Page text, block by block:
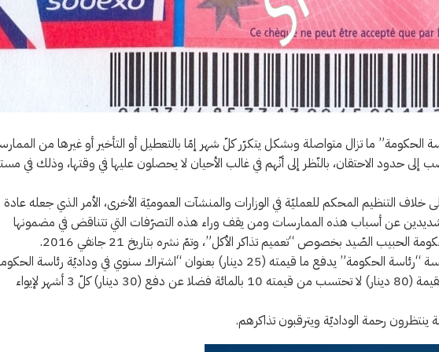
الحكومة” ما تزال متواصلة وبشكل يتكرّر كلّ شهر إمّا بالتعطيل أو التأخير أو غيرها من
إلى حدود الاحتقان، بالنّظر إلى أنّهم في غالب الأحيان لا يحصلون عليها في وقتها، وذلك في
خلاف التنظيم المحكم للعمليّة في الوزارات والمنشآت العموميّة الأخرى، الأمر الذي جعله عادة
عن أسباب هذه الممارسات ومن يقف وراء هذه التصرّفات التي تتناقض في مضمونها
الصّيد بخصوص “تعميم تذاكر الأكل”، وتمّ نشره بتاريخ 21 جانفي 2016.
وتجدر الإشارة إلى أنّ كلّ عون و”إطار صغير” في مؤسسة “رئاسة الحكومة” يدفع ما قيمته (25 دينار) بعنوان “اشتراك سنوي في وداديّة رئاسة
مع دفع ما قيمته (30 دينار) كلّ شهر للانتفاع بدفتر بقيمة (80 دينار) لا تحتسب من قيمته 10 بالمائة فضلا عن دفع (30 دينار) كلّ 3 أشهر لإيواء
ينتظرون رحمة الوداديّة ويترقبون تذاكرهم.